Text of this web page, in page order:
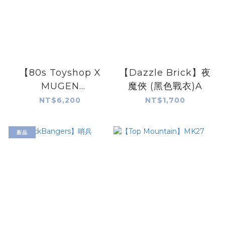
【80s Toyshop X
MUGEN
MINIFIGS】蜘蛛人- 1
NT$6,200
【Dazzle Brick】夜
魔俠 (黑色戰衣)A
NT$1,700
新品